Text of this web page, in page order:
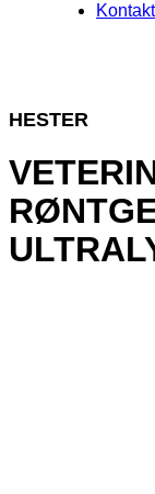
Kontakt
HESTER